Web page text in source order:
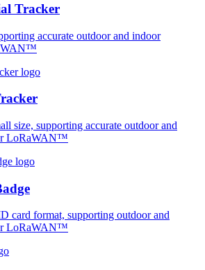
Tracker
accurate outdoor and indoor
size, supporting accurate outdoor and
LoRaWAN™
card format, supporting outdoor and
LoRaWAN™